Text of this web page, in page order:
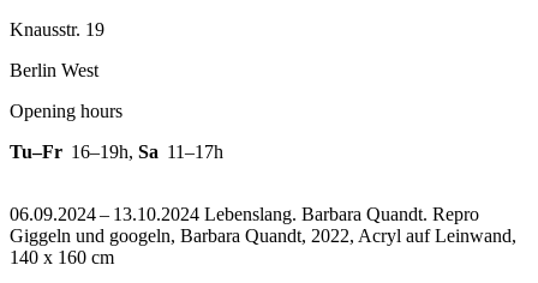
Knausstr. 19
Berlin West
Opening hours
Tu–Fr 16–19h, Sa 11–17h
06.09.2024 – 13.10.2024 Lebenslang. Barbara Quandt. Repro
Giggeln und googeln, Barbara Quandt, 2022, Acryl auf Leinwand,
140 x 160 cm